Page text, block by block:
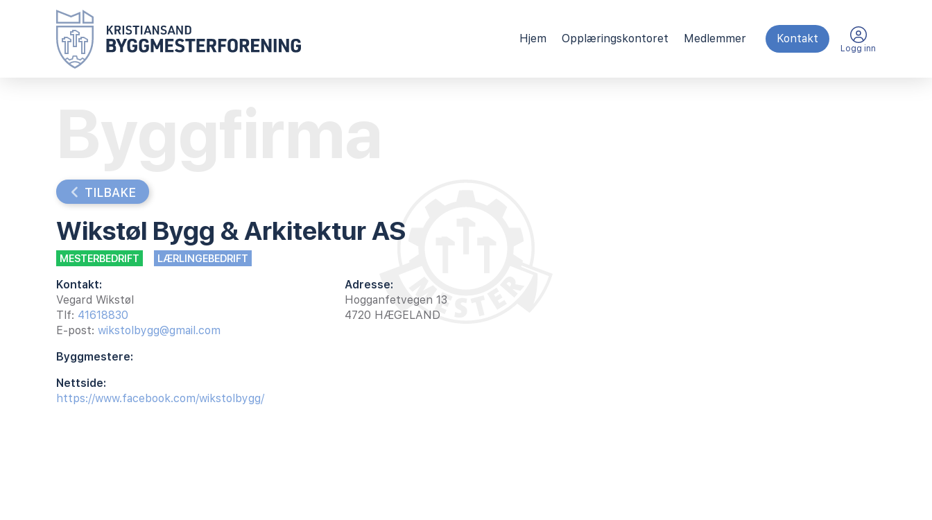
Hjem Opplæringskontoret Medlemmer Kontakt
Logg inn
TILBAKE
Wikstøl Bygg & Arkitektur AS
MESTERBEDRIFT LÆRLINGEBEDRIFT
Kontakt:
Vegard Wikstøl
Tlf: 41618830
E-post: wikstolbygg@gmail.com
Adresse:
Hogganfetvegen 13
4720 HÆGELAND
Byggmestere:
Nettside:
https://www.facebook.com/wikstolbygg/